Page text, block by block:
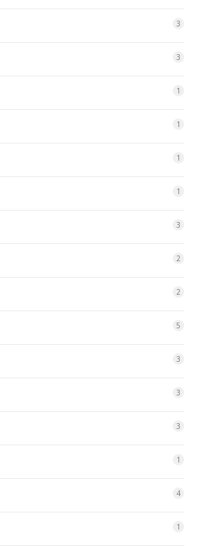
3
3
1
1
1
1
3
2
2
5
3
3
3
1
4
1